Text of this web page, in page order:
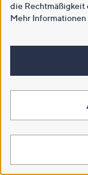
die Rechtmäßigkeit
Mehr